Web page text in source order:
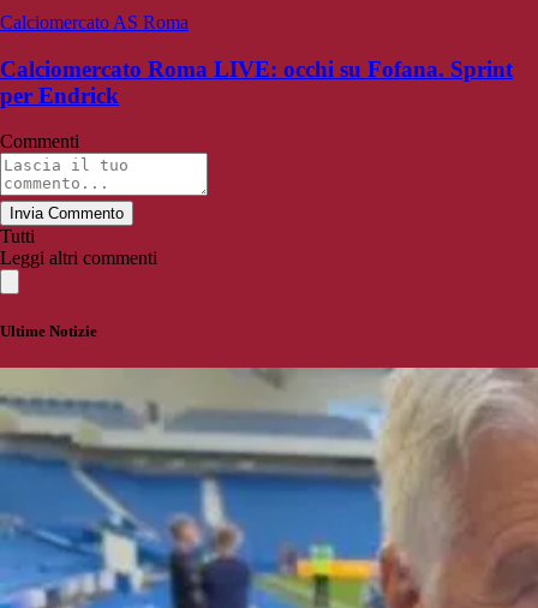
Calciomercato AS Roma
Calciomercato Roma LIVE: occhi su Fofana. Sprint
per Endrick
Commenti
Invia Commento
Tutti
Leggi altri commenti
Ultime Notizie